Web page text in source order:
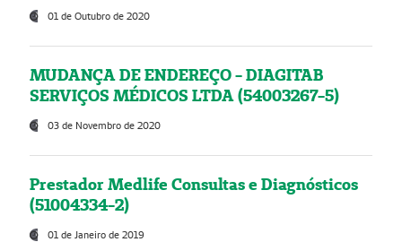
01 de Outubro de 2020
MUDANÇA DE ENDEREÇO - DIAGITAB
SERVIÇOS MÉDICOS LTDA (54003267-5)
03 de Novembro de 2020
Prestador Medlife Consultas e Diagnósticos
(51004334-2)
01 de Janeiro de 2019